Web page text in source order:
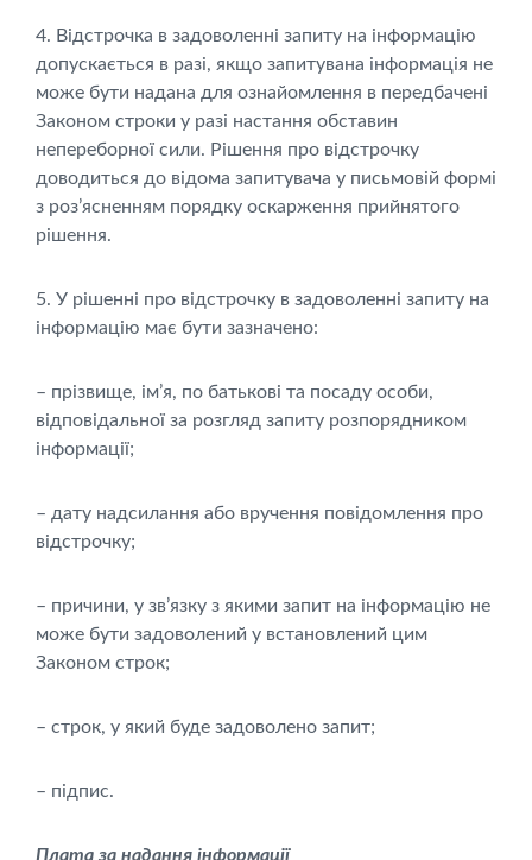
4. Відстрочка в задоволенні запиту на інформацію
допускається в разі, якщо запитувана інформація не
може бути надана для ознайомлення в передбачені
Законом строки у разі настання обставин
непереборної сили. Рішення про відстрочку
доводиться до відома запитувача у письмовій формі
з роз’ясненням порядку оскарження прийнятого
рішення.
5. У рішенні про відстрочку в задоволенні запиту на
інформацію має бути зазначено:
– прізвище, ім’я, по батькові та посаду особи,
відповідальної за розгляд запиту розпорядником
інформації;
– дату надсилання або вручення повідомлення про
відстрочку;
– причини, у зв’язку з якими запит на інформацію не
може бути задоволений у встановлений цим
Законом строк;
– строк, у який буде задоволено запит;
– підпис.
Плата за надання інформації